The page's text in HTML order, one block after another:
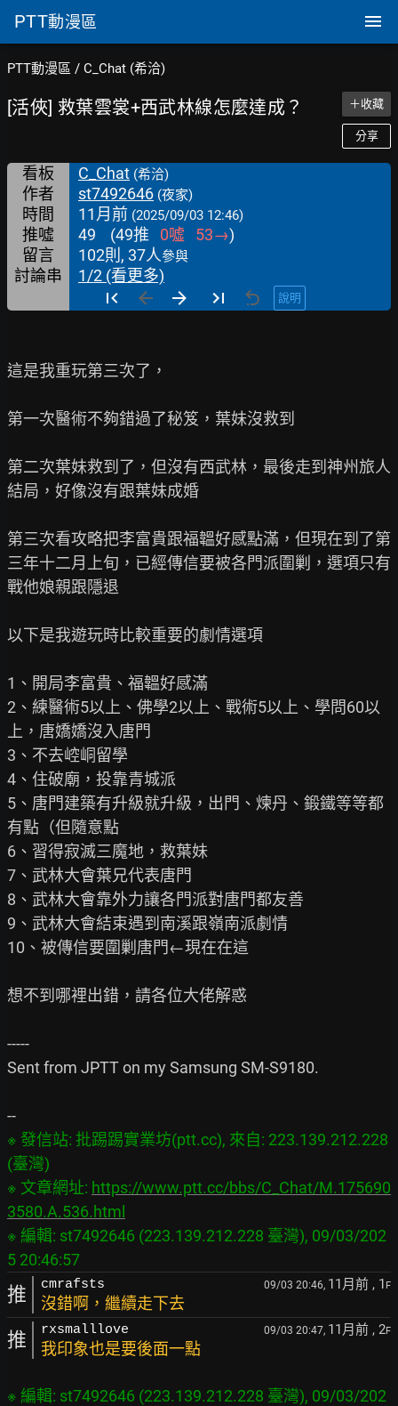
PTT動漫區
PTT動漫區 / C_Chat (希洽)
[活俠] 救葉雲裳+西武林線怎麼達成？ ＋收藏
分享
看板 C_Chat (希洽)
作者 st7492646 (夜家)
時間 11月前 (2025/09/03 12:46)
推噓 49 (49推 0噓 53→)
留言
102則, 37人參與
討論串 1/2 (看更多)
說明
這是我重玩第三次了，
第一次醫術不夠錯過了秘笈，葉妹沒救到
第二次葉妹救到了，但沒有西武林，最後走到神州旅人
結局，好像沒有跟葉妹成婚
第三次看攻略把李富貴跟福韞好感點滿，但現在到了第
三年十二月上旬，已經傳信要被各門派圍剿，選項只有
戰他娘親跟隱退
以下是我遊玩時比較重要的劇情選項
1、開局李富貴、福韞好感滿
2、練醫術5以上、佛學2以上、戰術5以上、學問60以
上，唐嬌嬌沒入唐門
3、不去崆峒留學
4、住破廟，投靠青城派
5、唐門建築有升級就升級，出門、煉丹、鍛鐵等等都
有點（但隨意點
6、習得寂滅三魔地，救葉妹
7、武林大會葉兄代表唐門
8、武林大會靠外力讓各門派對唐門都友善
9、武林大會結束遇到南溪跟嶺南派劇情
10、被傳信要圍剿唐門←現在在這
想不到哪裡出錯，請各位大佬解惑
-----
Sent from JPTT on my Samsung SM-S9180.
※ 發信站: 批踢踢實業坊(ptt.cc), 來自: 223.139.212.228
(臺灣)
※ 文章網址: https://www.ptt.cc/bbs/C_Chat/M.175690
3580.A.536.html
※ 編輯: st7492646 (223.139.212.228 臺灣), 09/03/202
推 cmrafsts 09/03 20:46, 11月前 , 1 F
沒錯啊，繼續走下去
推 rxsmalllove 09/03 20:47, 11月前 , 2F
我印象也是要後面一點
※ 編輯: st7492646 (223.139.212.228 臺灣), 09/03/202